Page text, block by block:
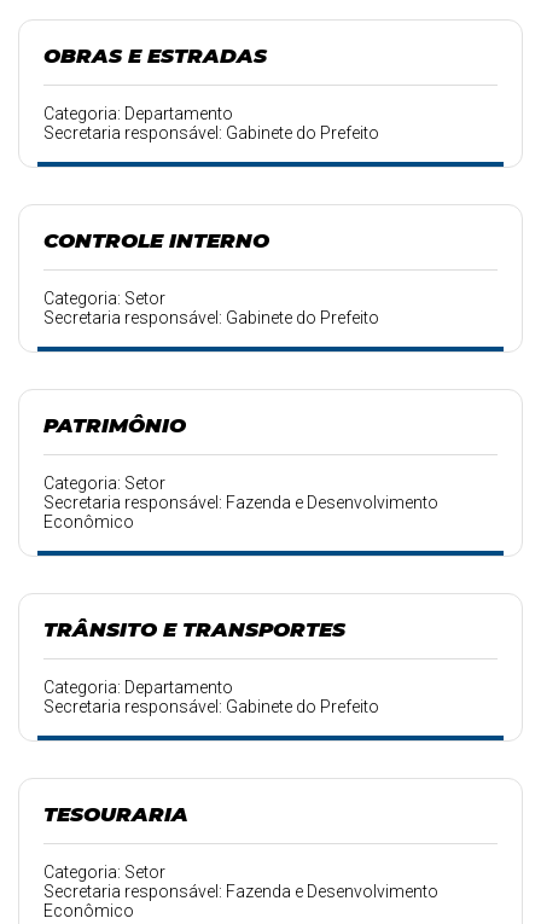
OBRAS E ESTRADAS
Categoria: Departamento
Secretaria responsável: Gabinete do Prefeito
CONTROLE INTERNO
Categoria: Setor
Secretaria responsável: Gabinete do Prefeito
PATRIMÔNIO
Categoria: Setor
Secretaria responsável: Fazenda e Desenvolvimento
Econômico
TRÂNSITO E TRANSPORTES
Categoria: Departamento
Secretaria responsável: Gabinete do Prefeito
TESOURARIA
Categoria: Setor
Secretaria responsável: Fazenda e Desenvolvimento
Econômico